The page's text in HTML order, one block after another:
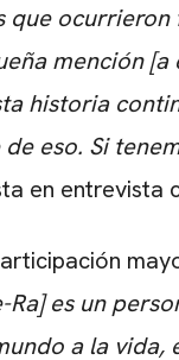
mención
historia
eso. Si
en entrevista
Ra] es un
a la